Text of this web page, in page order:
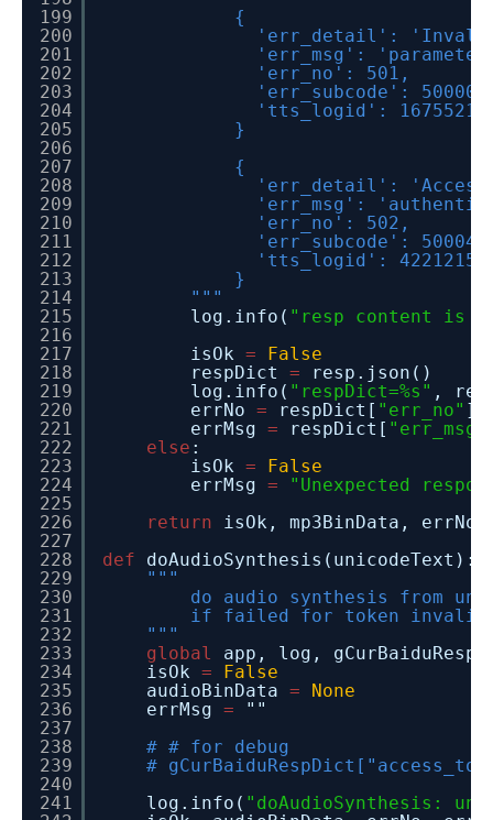
199
200
201
202
203
204
205
206
207
208
209
210
211
212
213
214
215
216
217
218
219
220
221
222
223
224
225
226
227
228
229
230
231
232
233
234
235
236
237
238
239
240
241
{
'err_detail': 'Invalid
'err_msg':
'err_no': 501,
'err_subcode': 50000,
'tts_logid':
}
{
'err_detail':
'err_msg':
'err_no': 502,
'err_subcode': 50004,
'tts_logid':
}
"""
log.info( "resp content is
isOk =
False
respDict =
resp.json()
log.info( "respDict=%s" ,
errNo = respDict[ "err_no" ]
errMsg = respDict[ "err_msg"
else :
isOk =
False
errMsg =
"Unexpected
return
isOk, mp3BinData, errNo,
def
doAudioSynthesis(unicodeText):
"""
do audio synthesis from
if failed for token invalid/
"""
global
app, log,
isOk =
False
audioBinData =
None
errMsg =
""
# # for debug
#
log.info( "doAudioSynthesis: